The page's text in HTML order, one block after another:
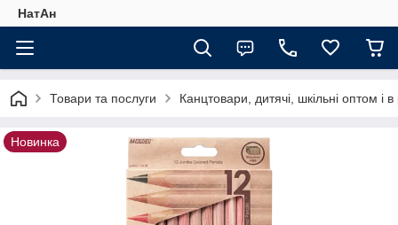
НатАн
Товари та послуги Канцтовари, дитячі, шкільні оптом і в
Новинка